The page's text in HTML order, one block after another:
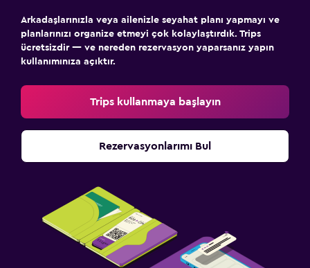
Arkadaşlarınızla veya ailenizle seyahat planı yapmayı ve
planlarınızı organize etmeyi çok kolaylaştırdık. Trips
ücretsizdir — ve nereden rezervasyon yaparsanız yapın
kullanımınıza açıktır.
Trips kullanmaya başlayın
Rezervasyonlarımı Bul